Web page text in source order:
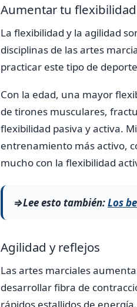
Aumentar tu flexibilidad
La flexibilidad y la agilidad
disciplinas de las artes
practicar este tipo de
Con la edad, una mayor
de tirones musculares,
flexibilidad pasiva y activa.
entrenamiento más activo,
mucho con la flexibilidad
⇒Lee esto también:Los
Agilidad y reflejos
Las artes marciales
desarrollar fibra de